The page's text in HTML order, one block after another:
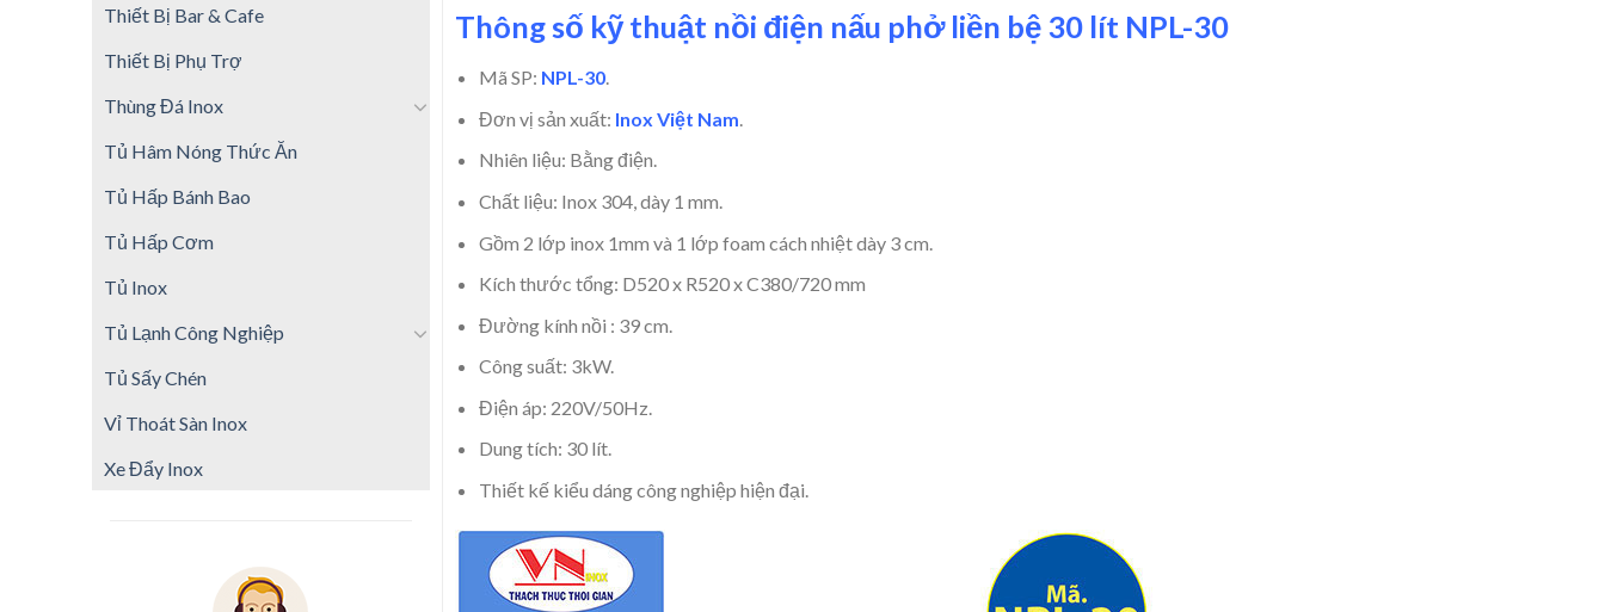
Thiết Bị Bar & Cafe
Thiết Bị Phụ Trợ
Thùng Đá Inox
Tủ Hâm Nóng Thức Ăn
Tủ Hấp Bánh Bao
Tủ Hấp Cơm
Tủ Inox
Tủ Lạnh Công Nghiệp
Tủ Sấy Chén
Vỉ Thoát Sàn Inox
Xe Đẩy Inox
Thông số kỹ thuật nồi điện nấu phở liền bệ 30 lít NPL-30
Mã SP: NPL-30.
Đơn vị sản xuất: Inox Việt Nam
Nhiên liệu: Bằng điện.
Chất liệu: Inox 304, dày 1 mm.
Gồm 2 lớp inox 1mm và 1 lớp foam cách nhiệt dày 3 cm.
Kích thước tổng: D520 x R520 x C380/720 mm
Đường kính nồi : 39 cm.
Công suất: 3kW.
Điện áp: 220V/50Hz.
Dung tích: 30 lít.
Thiết kế kiểu dáng công nghiệp hiện đại.